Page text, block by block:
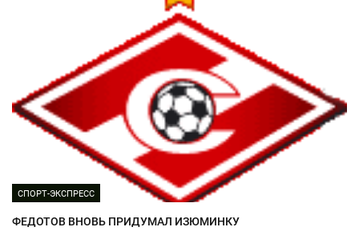
СПОРТ-ЭКСПРЕСС
ФЕДОТОВ ВНОВЬ ПРИДУМАЛ ИЗЮМИНКУ